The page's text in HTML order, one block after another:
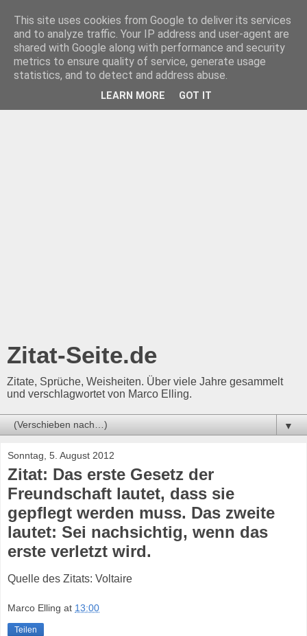
Zitat-Seite.de
Zitate, Sprüche, Weisheiten. Über viele Jahre gesammelt
und verschlagwortet von Marco Elling.
▼
Sonntag, 5. August 2012
Zitat: Das erste Gesetz der
Freundschaft lautet, dass sie
gepflegt werden muss. Das zweite
lautet: Sei nachsichtig, wenn das
erste verletzt wird.
Quelle des Zitats: Voltaire
Marco Elling at 13:00
Teilen
This site uses cookies from Google to deliver its services
and to analyze traffic. Your IP address and user-agent are
shared with Google along with performance and security
metrics to ensure quality of service, generate usage
statistics, and to detect and address abuse.
LEARN MORE GOT IT